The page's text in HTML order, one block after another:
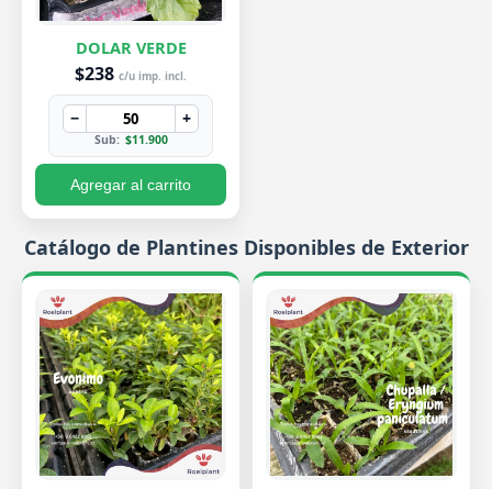
DOLAR VERDE
$238 c/u imp. incl.
− +
Sub: $11.900
Agregar al carrito
Catálogo de Plantines Disponibles de Exterior